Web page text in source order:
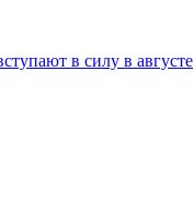
в силу в августе